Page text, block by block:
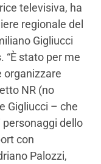
televisiva, ha
regionale del
Gigliucci
“È stato per me
organizzare
NR (no
Gigliucci – che
dello
con
Palozzi,